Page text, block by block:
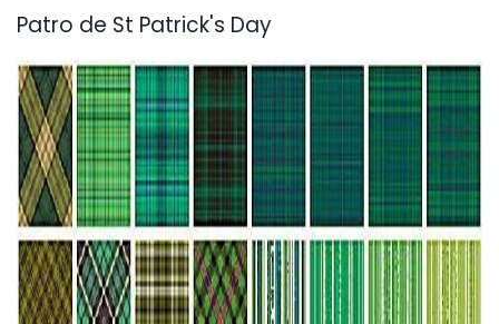
Patro de St Patrick's Day